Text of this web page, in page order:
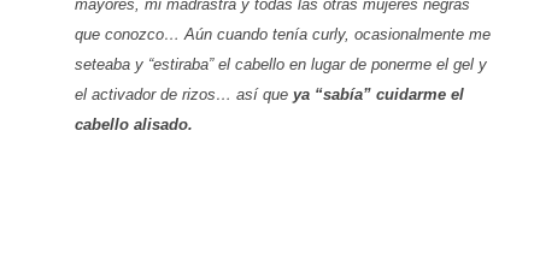
mayores, mi madrastra y todas las otras mujeres negras
que conozco… Aún cuando tenía curly, ocasionalmente me
seteaba y “estiraba” el cabello en lugar de ponerme el gel y
el activador de rizos… así que ya “sabía” cuidarme el
cabello alisado.